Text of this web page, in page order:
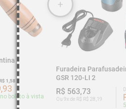
1,58
no boleto à vista
Furadeira
GSR 120-LI 2
R$ 563,73
Ou 9x de R$ R$ 28,19
5